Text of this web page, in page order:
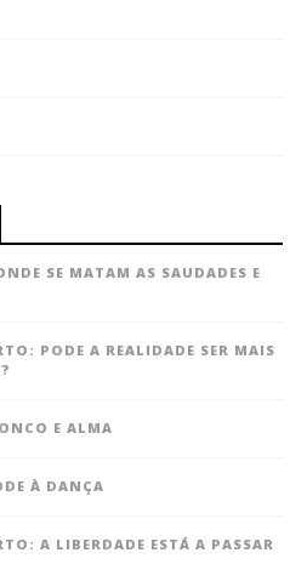
SE MATAM AS SAUDADES E
PODE A REALIDADE SER MAIS
E ALMA
À DANÇA
A LIBERDADE ESTÁ A PASSAR